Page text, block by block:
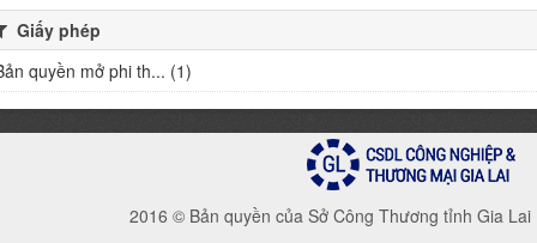
Giấy phép
quyền mở phi th... (1)
2016 © Bản quyền của Sở Công Thương tỉnh Gia Lai